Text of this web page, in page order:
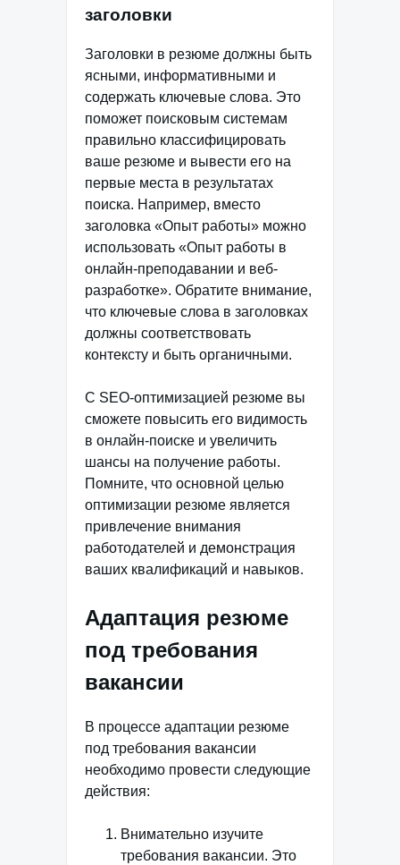
заголовки
Заголовки в резюме должны быть
ясными, информативными и
содержать ключевые слова. Это
поможет поисковым системам
правильно классифицировать
ваше резюме и вывести его на
первые места в результатах
поиска. Например, вместо
заголовка «Опыт работы» можно
использовать «Опыт работы в
онлайн-преподавании и веб-
разработке». Обратите внимание,
что ключевые слова в заголовках
должны соответствовать
контексту и быть органичными.
С SEO-оптимизацией резюме вы
сможете повысить его видимость
в онлайн-поиске и увеличить
шансы на получение работы.
Помните, что основной целью
оптимизации резюме является
привлечение внимания
работодателей и демонстрация
ваших квалификаций и навыков.
Адаптация резюме
под требования
вакансии
В процессе адаптации резюме
под требования вакансии
необходимо провести следующие
действия:
Внимательно изучите
требования вакансии. Это